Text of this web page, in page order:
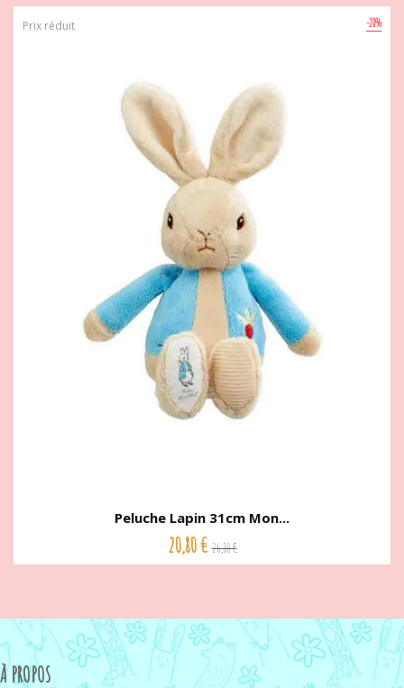
-20%
Prix réduit
Peluche Lapin 31cm Mon...
20,80 € 26,00 €
À PROPOS